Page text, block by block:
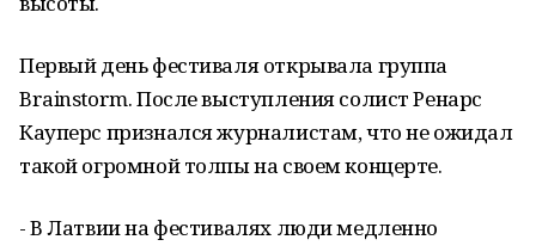
Первый день фестиваля открывала группа
Brainstorm. После выступления солистРенарс
Кауперс признался журналистам, что не ожидал
такой огромной толпы на своем концерте.
- В Латвии на фестивалях люди медленно